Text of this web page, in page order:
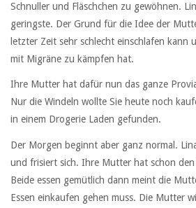
Schnuller und Fläschchen zu gewöhnen.
geringste. Der Grund für die Idee der
letzter Zeit sehr schlecht einschlafen kann
mit Migräne zu kämpfen hat.
Ihre Mutter hat dafür nun das ganze
Nur die Windeln wollte Sie heute noch
in einem Drogerie Laden gefunden.
Der Morgen beginnt aber ganz normal.
und frisiert sich. Ihre Mutter hat schon
Beide essen gemütlich dann meint die
Essen einkaufen gehen muss. Die Mutter